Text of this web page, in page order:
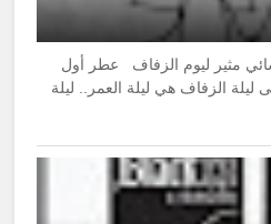
مثير ليوم الزفاف عطر أول
ليلة الزفاف هي ليلة العمر.. ليلة